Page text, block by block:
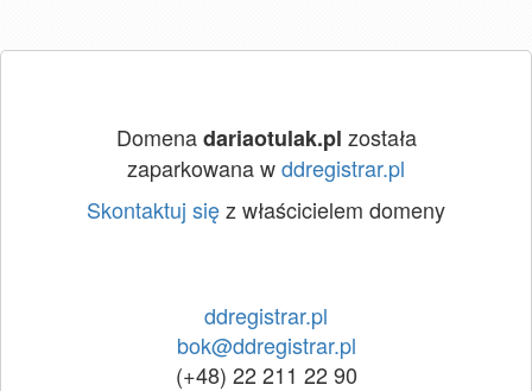
Domenadariaotulak.pl została
zaparkowana wddregistrar.pl
Skontaktuj sięz właścicielem domeny
ddregistrar.pl
bok@ddregistrar.pl
(+48) 22 211 22 90